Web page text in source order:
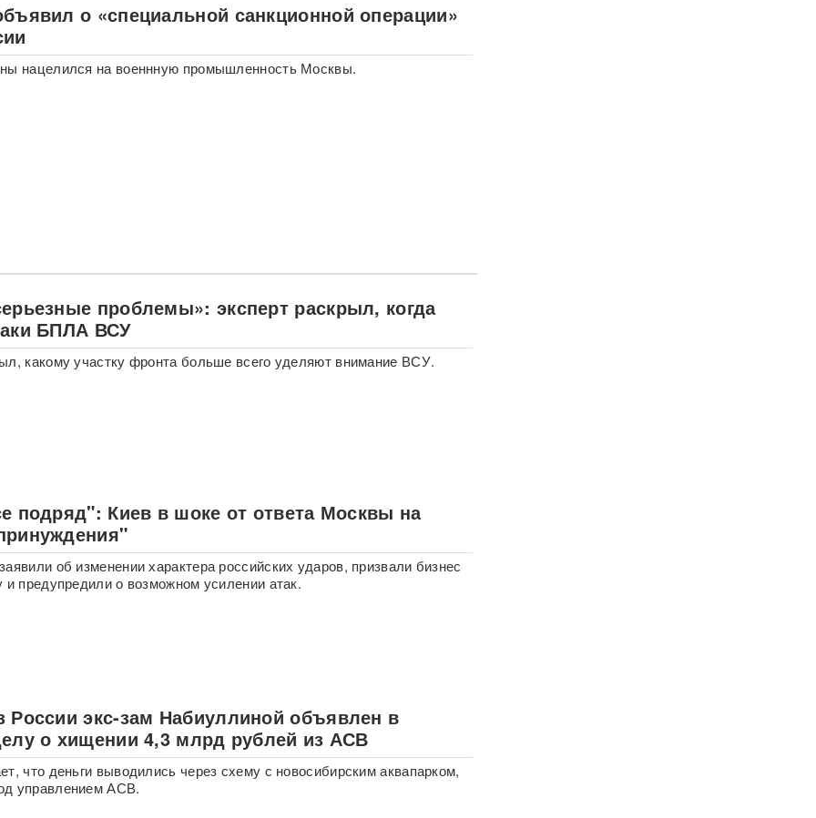
о «специальной санкционной операции»
нацелился на военнную промышленность Москвы.
проблемы»: эксперт раскрыл, когда
БПЛА ВСУ
какому участку фронта больше всего уделяют внимание ВСУ.
подряд": Киев в шоке от ответа Москвы на
об изменении характера российских ударов, призвали бизнес
и предупредили о возможном усилении атак.
России экс-зам Набиуллиной объявлен в
о хищении 4,3 млрд рублей из АСВ
что деньги выводились через схему с новосибирским аквапарком,
управлением АСВ.